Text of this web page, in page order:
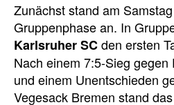
Zunächst stand am
Gruppenphase an. In
Karlsruher SCden ersten
Nach einem 7:5-Sieg
und einem Unentschieden
Vegesack Bremen stand